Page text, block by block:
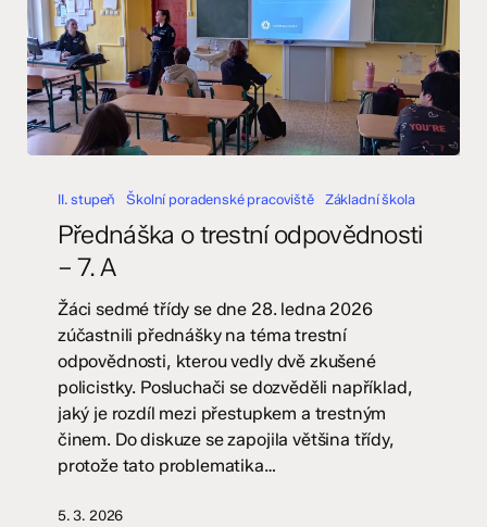
odpovědnosti
II. stupeň Školní poradenské pracoviště Základní škola
Přednáška o trestní odpovědnosti
– 7. A
Žáci sedmé třídy se dne 28. ledna 2026
zúčastnili přednášky na téma trestní
odpovědnosti, kterou vedly dvě zkušené
policistky. Posluchači se dozvěděli například,
jaký je rozdíl mezi přestupkem a trestným
činem. Do diskuze se zapojila většina třídy,
protože tato problematika…
5. 3. 2026